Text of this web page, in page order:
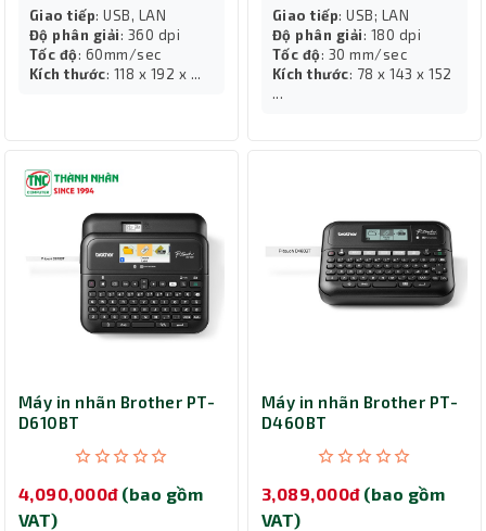
Giao tiếp: USB, LAN
Độ phân giải: 360 dpi
Tốc độ: 60mm/sec
Kích thước: 118 x 192 x ...
Giao tiếp: USB; LAN
Độ phân giải: 180 dpi
Tốc độ: 30 mm/sec
Kích thước: 78 x 143 x 152
...
Máy in nhãn Brother PT-
D610BT
4,090,000đ (bao gồm
VAT)
Máy in nhãn Brother PT-
D460BT
3,089,000đ (bao gồm
VAT)